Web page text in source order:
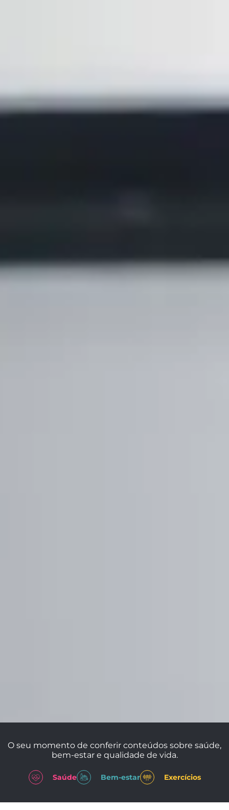
O seu momento de conferir conteúdos sobre saúde,
bem-estar e qualidade de vida.
Saúde Bem-estar Exercícios